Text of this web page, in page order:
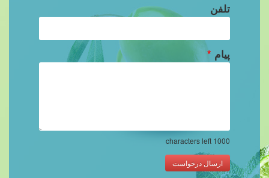
تلفن
پیام *
1000
ارسال درخواست